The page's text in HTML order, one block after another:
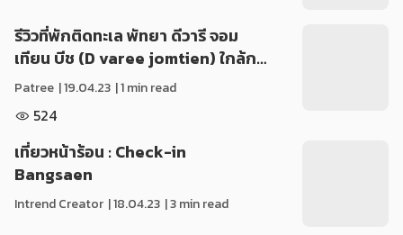
รีวิวที่พักติดทะเล พัทยา ดีวารี จอม
เทียน บีช (D varee jomtien) ใกล้ก…
Patree |19.04.23 | 1 min read
524
เที่ยวหน้าร้อน : Check-in
Bangsaen
Intrend Creator |18.04.23 | 3 min read